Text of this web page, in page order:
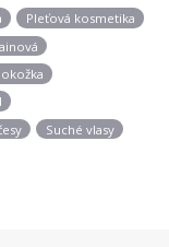
Pleťová kosmetika
Suché vlasy